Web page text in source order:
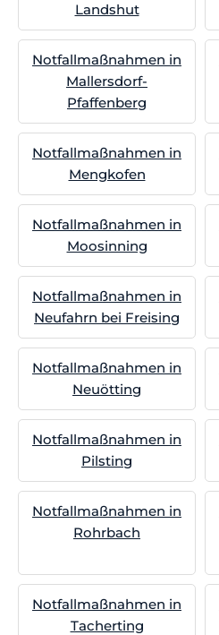
Landshut
Notfallmaßnahmen in
Mallersdorf-
Pfaffenberg
Notfallmaßnahmen in
Mengkofen
Notfallmaßnahmen in
Moosinning
Notfallmaßnahmen in
Neufahrn bei Freising
Notfallmaßnahmen in
Neuötting
Notfallmaßnahmen in
Pilsting
Notfallmaßnahmen in
Rohrbach
Notfallmaßnahmen in
Tacherting